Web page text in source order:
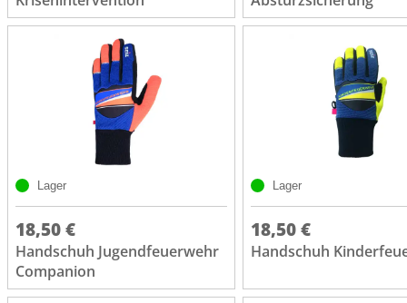
Lager
18,50 €
Handschuh Jugendfeuerwehr
Companion
Lager
18,50 €
Handschuh